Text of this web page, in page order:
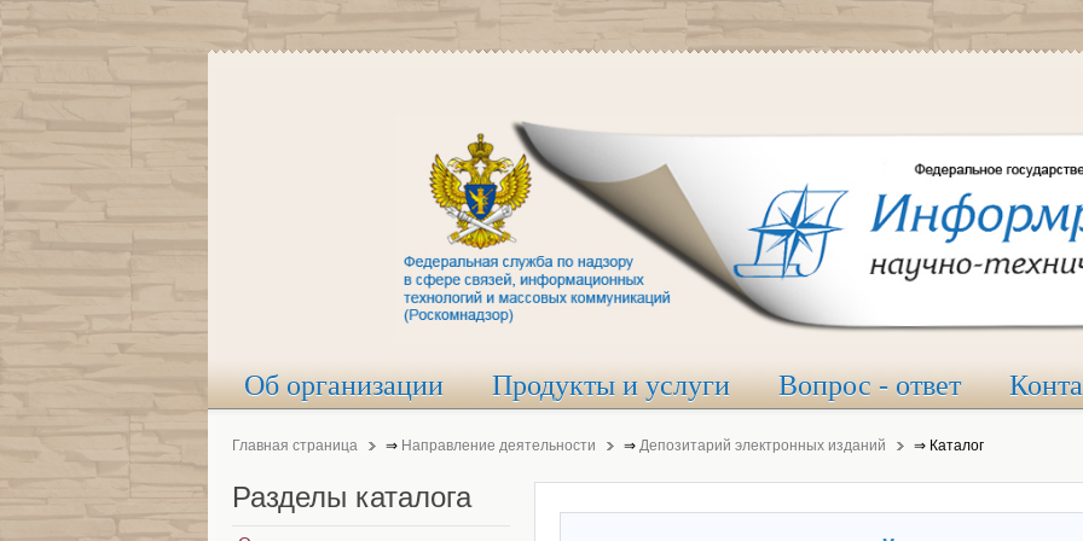
Об организации Продукты и услуги Вопрос - ответ
Главная страница ⇒ Направление деятельности ⇒ Депозитарий электронных изданий ⇒ Каталог
Разделы каталога